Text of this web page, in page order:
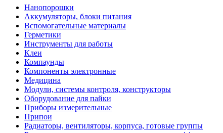
Нанопорошки
Аккумуляторы, блоки питания
Вспомогательные материалы
Герметики
Инструменты для работы
Клеи
Компаунды
Компоненты электронные
Медицина
Модули, системы контроля, конструкторы
Оборудование для пайки
Приборы измерительные
Припои
Радиаторы, вентиляторы, корпуса, готовые группы